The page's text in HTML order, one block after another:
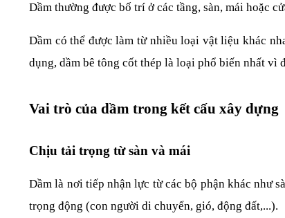
Dầm thường được bố trí ở các tầng, sàn, mái hoặc
Dầm có thể được làm từ nhiều loại vật liệu khác
dụng, dầm bê tông cốt thép là loại phổ biến nhất vì
Vai trò của dầm trong kết cấu xây dựng
Chịu tải trọng từ sàn và mái
Dầm là nơi tiếp nhận lực từ các bộ phận khác như
trọng động (con người di chuyển, gió, động đất,...).